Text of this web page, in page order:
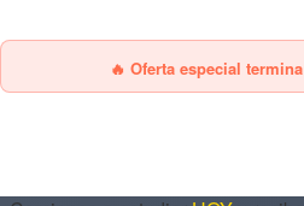
🔥 Oferta especial